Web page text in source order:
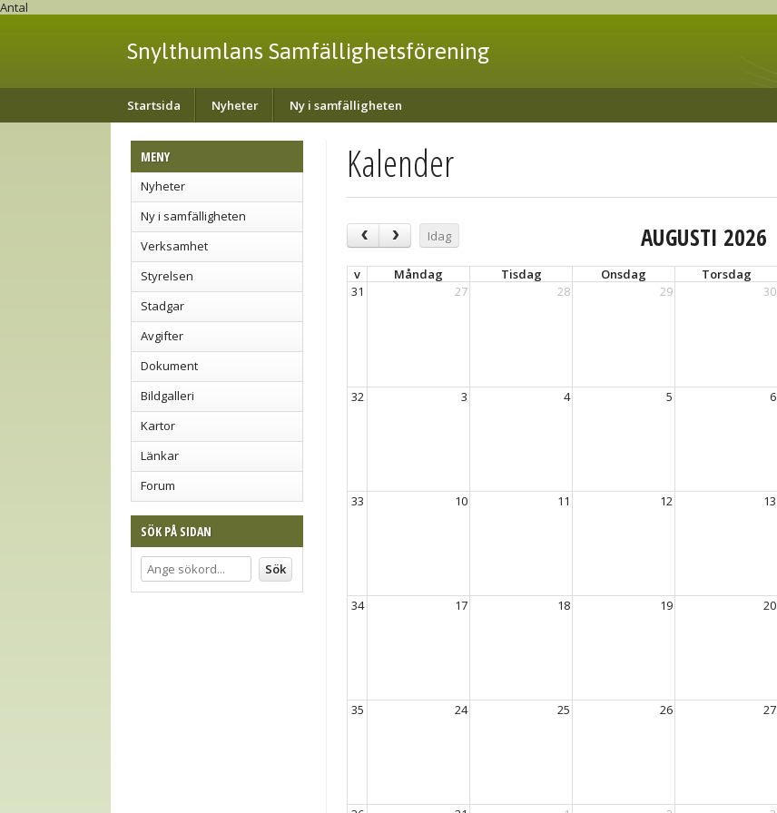
Antal
Snylthumlans Samfällighetsförening
Startsida Nyheter Ny i samfälligheten
MENY
Nyheter
Ny i samfälligheten
Verksamhet
Styrelsen
Stadgar
Avgifter
Dokument
Bildgalleri
Kartor
Länkar
Forum
SÖK PÅ SIDAN
Kalender
Idag AUGUSTI 2026
v Måndag Tisdag Onsdag Torsdag
31
27 28 29 30
32 3 4 5 6
33 10 11 12 13
34 17 18 19 20
35 24 25 26 27